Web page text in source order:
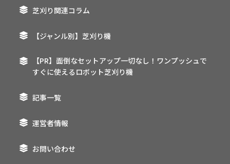
芝刈り関連コラム
【ジャンル別】芝刈り機
【PR】面倒なセットアップ一切なし！ワンプッシュで
すぐに使えるロボット芝刈り機
記事一覧
運営者情報
お問い合わせ